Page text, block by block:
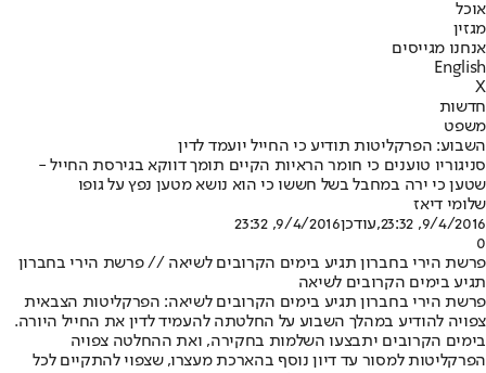
אוכל
מגזין
אנחנו מגייסים
English
X
חדשות
משפט
השבוע: הפרקליטות תודיע כי החייל יועמד לדין
סניגוריו טוענים כי חומר הראיות הקיים תומך דווקא בגירסת החייל -
שטען כי ירה במחבל בשל חששו כי הוא נושא מטען נפץ על גופו
שלומי דיאז
9/4/2016, 23:32
,עודכן9/4/2016, 23:32
0
פרשת הירי בחברון תגיע בימים הקרובים לשיאה // פרשת הירי בחברון
תגיע בימים הקרובים לשיאה
פרשת הירי בחברון תגיע בימים הקרובים לשיאה: הפרקליטות הצבאית
צפויה להודיע במהלך השבוע על החלטתה להעמיד לדין את החייל היורה.
בימים הקרובים יתבצעו השלמות בחקירה, ואת ההחלטה צפויה
הפרקליטות למסור עד דיון נוסף בהארכת מעצרו, שצפוי להתקיים לכל